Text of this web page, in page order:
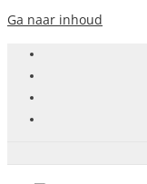
Ga naar inhoud